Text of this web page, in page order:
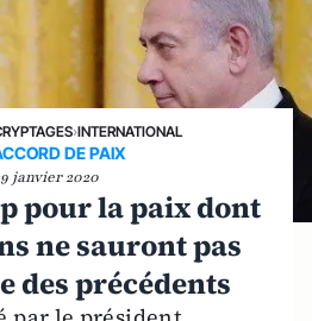
›INTERNATIONAL
DE PAIX
janvier 2020
pour la paix dont
ne sauront pas
des précédents